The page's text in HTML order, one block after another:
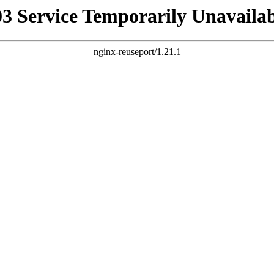
Service Temporarily
nginx-reuseport/1.21.1